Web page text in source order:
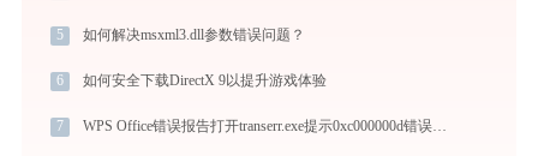
5 如何解决msxml3.dll参数错误问题？
6 如何安全下载DirectX 9以提升游戏体验
7 WPS Office错误报告打开transerr.exe提示0xc000000d错误码怎么办